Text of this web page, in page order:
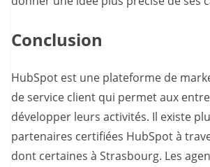
Conclusion
HubSpot est une plateforme de
de service client qui permet aux
développer leurs activités. Il existe
partenaires certifiées HubSpot à
dont certaines à Strasbourg. Les